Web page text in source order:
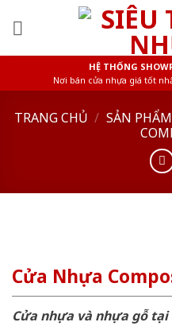
HỆ THỐNG
Nơi bán cửa nhựa giá tốt
TRANG CHỦ / SẢN PHẨM
Cửa Nhựa
Cửa nhựa và nhựa gỗ tại